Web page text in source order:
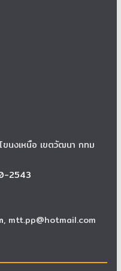
นงเหนือ เขตวัฒนา กทม
2543
, mtt.pp@hotmail.com